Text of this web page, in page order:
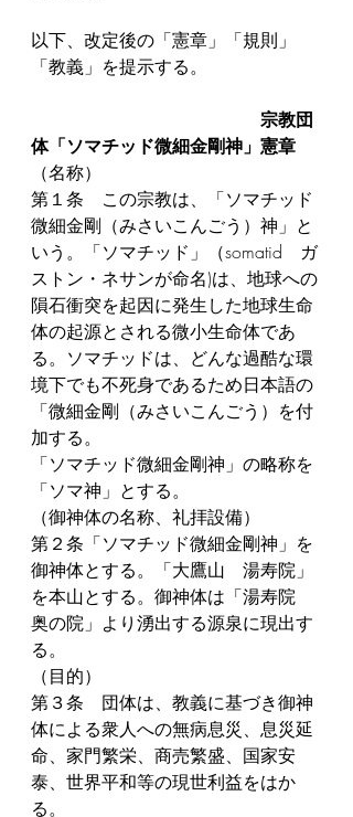
以下、改定後の「憲章」「規則」
「教義」を提示する。
宗教団
体「ソマチッド微細金剛神」憲章
（名称）
第１条　この宗教は、「ソマチッド
微細金剛（みさいこんごう）神」と
いう。「ソマチッド」（somatid　ガ
ストン・ネサンが命名)は、地球への
隕石衝突を起因に発生した地球生命
体の起源とされる微小生命体であ
る。ソマチッドは、どんな過酷な環
境下でも不死身であるため日本語の
「微細金剛（みさいこんごう）を付
加する。
「ソマチッド微細金剛神」の略称を
「ソマ神」とする。
（御神体の名称、礼拝設備）
第２条「ソマチッド微細金剛神」を
御神体とする。「大鷹山　湯寿院」
を本山とする。御神体は「湯寿院
奥の院」より湧出する源泉に現出す
る。
（目的）
第３条　団体は、教義に基づき御神
体による衆人への無病息災、息災延
命、家門繁栄、商売繁盛、国家安
泰、世界平和等の現世利益をはか
る。